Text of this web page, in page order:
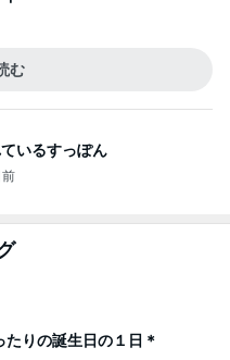
間前
の別注カラー
前